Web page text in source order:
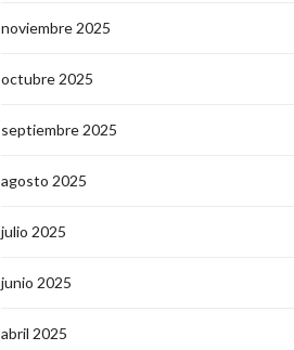
noviembre 2025
octubre 2025
septiembre 2025
agosto 2025
julio 2025
junio 2025
abril 2025